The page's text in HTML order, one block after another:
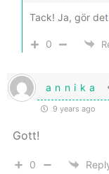
Tack! Ja, gör det
0
a n n i k a
9 years ago
Gott!
0